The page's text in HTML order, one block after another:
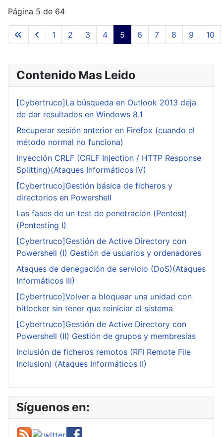
Página 5 de 64
1 2 3 4 5 6 7 8 9 10
Contenido Mas Leido
[Cybertruco]La búsqueda en Outlook 2013 deja
de dar resultados en Windows 8.1
Recuperar sesión anterior en Firefox (cuando el
método normal no funciona)
Inyección CRLF (CRLF Injection / HTTP Response
Splitting)(Ataques Informáticos IV)
[Cybertruco]Gestión básica de ficheros y
directorios en Powershell
Las fases de un test de penetración (Pentest)
(Pentesting I)
[Cybertruco]Gestión de Active Directory con
Powershell (I) Gestión de usuarios y ordenadores
Ataques de denegación de servicio (DoS)(Ataques
Informáticos III)
[Cybertruco]Volver a bloquear una unidad con
bitlocker sin tener que reiniciar el sistema
[Cybertruco]Gestión de Active Directory con
Powershell (II) Gestión de grupos y membresías
Inclusión de ficheros remotos (RFI Remote File
Inclusion) (Ataques Informáticos II)
Síguenos en: